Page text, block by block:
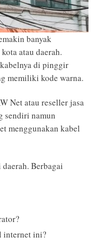
banyak
atau daerah.
di pinggir
memiliki kode warna.
Net atau reseller jasa
sendiri namun
menggunakan kabel
Berbagai
internet ini?